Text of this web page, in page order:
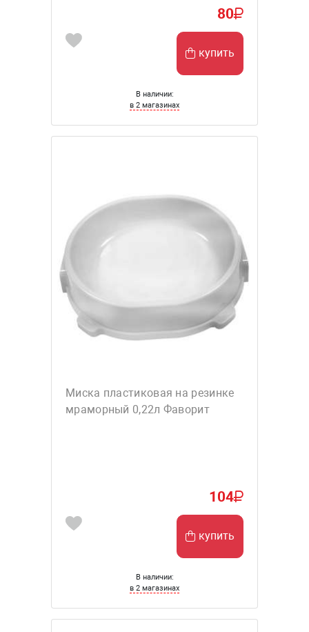
80
купить
В наличии:
в 2 магазинах
Миска пластиковая на резинке
мраморный 0,22л Фаворит
104
купить
В наличии:
в 2 магазинах